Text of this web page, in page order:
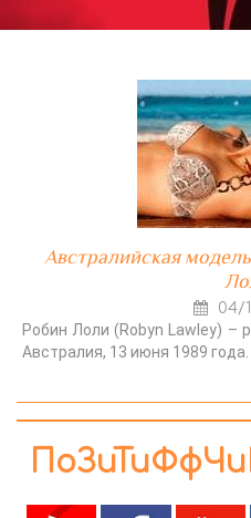
Австралийская
04/
Робин Лоли (Robyn Lawley) –
Австралия, 13 июня 1989 года.